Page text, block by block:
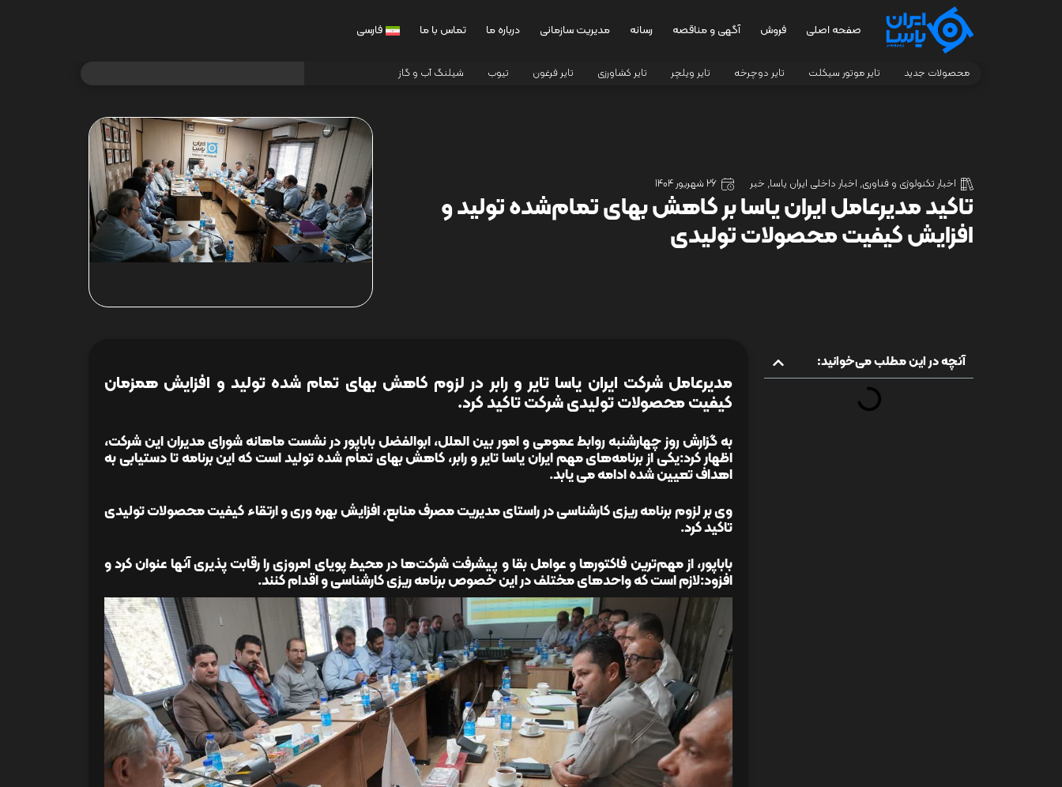
صفحه اصلی فروش آگهی و مناقصه رسانه مدیریت سازمانی درباره ما تماس با ما فارسی
محصولات جدید تایر موتور سیکلت تایر دوچرخه تایر ویلچر تایر کشاورزی تایر فرغون تیوب شیلنگ آب و گاز
اخبار تکنولوژی و فناوری, اخبار داخلی ایران یاسا, خبر 26 شهریور 1404
تاکید مدیرعامل ایران یاسا بر کاهش بهای تمام‌شده تولید و
افزایش کیفیت محصولات تولیدی
آنچه در این مطلب می‌خوانید:
مدیرعامل شرکت ایران یاسا تایر و رابر در لزوم کاهش بهای تمام شده تولید و افزایش همزمان
کیفیت محصولات تولیدی شرکت تاکید کرد.
به گزارش روز چهارشنبه روابط عمومی و امور بین الملل، ابوالفضل باباپور در نشست ماهانه شورای مدیران این شرکت،
اظهار کرد:یکی از برنامه‌های مهم ایران‌ یاسا تایر و رابر، کاهش بهای تمام شده تولید است که این برنامه تا دستیابی به
اهداف تعیین شده ادامه می یابد.
وی بر لزوم برنامه ریزی کارشناسی در راستای مدیریت مصرف منابع، افزایش بهره وری و ارتقاء کیفیت محصولات تولیدی
تاکید کرد.
باباپور، از مهم‌ترین فاکتورها و عوامل بقا و پیشرفت شرکت‌ها در محیط پویای امروزی را رقابت پذیری آنها عنوان کرد و
افزود:لازم است که واحدهای مختلف در این خصوص برنامه ریزی کارشناسی و اقدام کنند.